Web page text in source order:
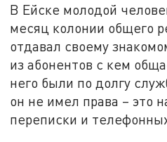
В Ейске молодой
месяц колонии общего
отдавал своему
из абонентов с кем
него были по долгу
он не имел права – это
переписки и